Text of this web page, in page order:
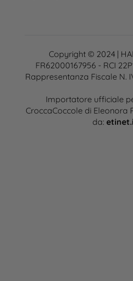
Copyright © 2024 |
FR62000167956 - RCI
Rappresentanza Fiscale N.
Importatore ufficiale
CroccaCoccole di Eleonora
da: